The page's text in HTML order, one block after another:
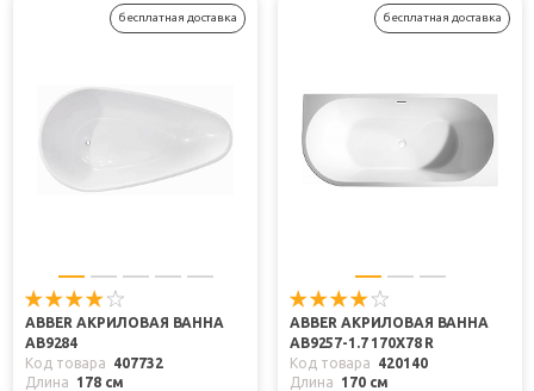
бесплатная доставка
ABBER АКРИЛОВАЯ ВАННА
AB9284
Код товара
407732
Длина
178 см
бесплатная доставка
ABBER АКРИЛОВАЯ ВАННА
AB9257-1.7 170X78 R
Код товара
420140
Длина
170 см